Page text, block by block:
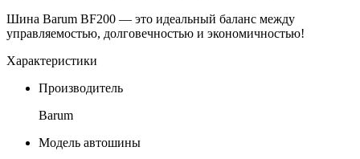
Шина Barum BF200 — это идеальный баланс между
управляемостью, долговечностью и экономичностью!
Характеристики
Производитель
Barum
Модель автошины